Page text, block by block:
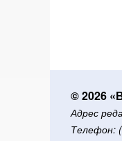
© 2026
Адрес
Телефон: